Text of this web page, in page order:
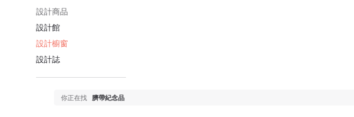
設計商品
設計館
設計櫥窗
設計誌
你正在找 臍帶紀念品